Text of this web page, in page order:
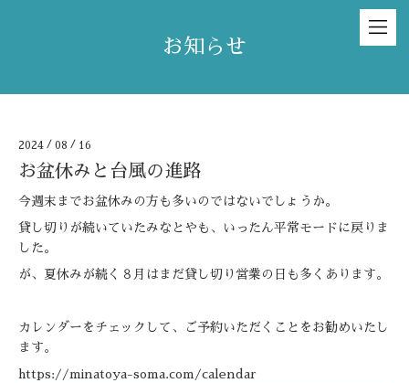
お知らせ
2024 / 08 / 16
お盆休みと台風の進路
今週末までお盆休みの方も多いのではないでしょうか。
貸し切りが続いていたみなとやも、いったん平常モードに戻りま
した。
が、夏休みが続く８月はまだ貸し切り営業の日も多くあります。
カレンダーをチェックして、ご予約いただくことをお勧めいたし
ます。
https://minatoya-soma.com/calendar